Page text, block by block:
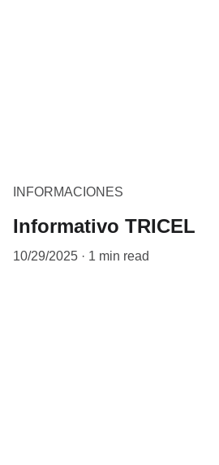
INFORMACIONES
Informativo TRICEL
10/29/2025 1 min read